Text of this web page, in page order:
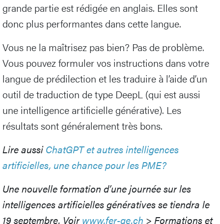
grande partie est rédigée en anglais. Elles sont
donc plus performantes dans cette langue.
Vous ne la maîtrisez pas bien? Pas de problème.
Vous pouvez formuler vos instructions dans votre
langue de prédilection et les traduire à l’aide d’un
outil de traduction de type DeepL (qui est aussi
une intelligence artificielle générative). Les
résultats sont généralement très bons.
Lire aussiChatGPT et autres intelligences
artificielles, une chance pour les PME?
Une nouvelle formation d’une journée sur les
intelligences artificielles génératives se tiendra le
19 septembre. Voirwww.fer-ge.ch > Formations et